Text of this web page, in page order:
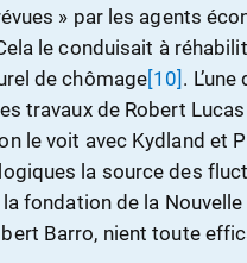
» par les agents
le conduisait à
de chômage[10] .
travaux de Robert
le voit avec Kydland et
la source des
fondation de la
Barro, nient toute